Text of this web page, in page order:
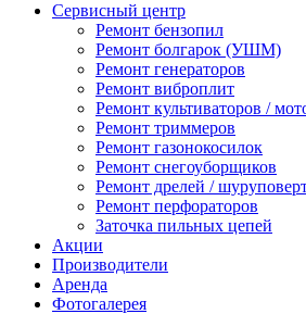
Сервисный центр
Ремонт бензопил
Ремонт болгарок (УШМ)
Ремонт генераторов
Ремонт виброплит
Ремонт культиваторов /
Ремонт триммеров
Ремонт газонокосилок
Ремонт снегоуборщиков
Ремонт дрелей /
Ремонт перфораторов
Заточка пильных цепей
Акции
Производители
Аренда
Фотогалерея